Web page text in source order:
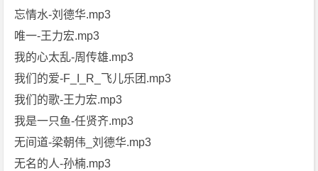
忘情水-刘德华.mp3
唯一-王力宏.mp3
我的心太乱-周传雄.mp3
我们的爱-F_I_R_飞儿乐团.mp3
我们的歌-王力宏.mp3
我是一只鱼-任贤齐.mp3
无间道-梁朝伟_刘德华.mp3
无名的人-孙楠.mp3